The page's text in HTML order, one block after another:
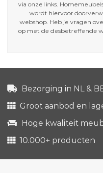
via onze links.
wordt hiervoor
webshop. Heb je vragen
op met de desbetreffende
Bezorging in NL &
Groot aanbod en
Hoge kwaliteit
10.000+ producten